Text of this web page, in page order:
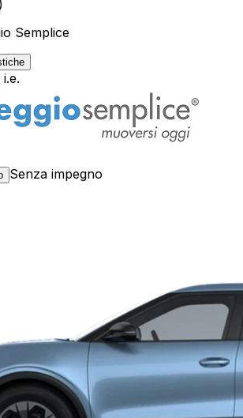
)
Semplice
i.e.
Senza impegno